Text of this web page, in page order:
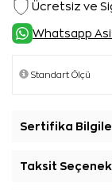
Ücretsiz ve
Whatsapp
Sertifika
Taksit